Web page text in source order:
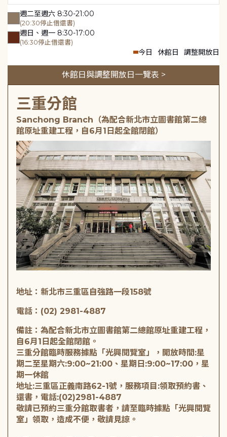
週二至週六 8:30-21:00
(20:30停止借還書)
週日、週一 8:30-17:00
(16:30停止借還書)
今日 休館日 調整開放日
休館日與調整開放日一覽表 >
三重分館
Sanchong Branch（為配合新北市立圖書館第二總
館原址重建工程，自6月1日起全館閉館）
地址：新北市三重區自強路一段158號
電話：(02) 2981-4887
備註：為配合新北市立圖書館第二總館原址重建工程，
自6月1日起全館閉館。
三重分館臨時服務據點「光興閱覽室」，開放時間:星
期二至星期六:9:00~21:00、星期日:9:00~17:00，星
期一休館
地址:三重區正義南路62-1號，服務項目:領取預約書、
還書，電話:(02)2981-4887
敬請已預約三重分館取書者，請至臨時據點「光興閱覽
室」領取，造成不便，敬請見諒。